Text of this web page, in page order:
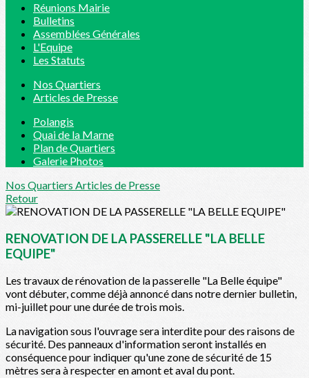
Réunions Mairie
Bulletins
Assemblées Générales
L'Equipe
Les Statuts
Nos Quartiers
Articles de Presse
Polangis
Quai de la Marne
Plan de Quartiers
Galerie Photos
Nos Quartiers Articles de Presse
Retour
RENOVATION DE LA PASSERELLE "LA BELLE
EQUIPE"
Les travaux de rénovation de la passerelle "La Belle équipe"
vont débuter, comme déjà annoncé dans notre dernier bulletin,
mi-juillet pour une durée de trois mois.
La navigation sous l'ouvrage sera interdite pour des raisons de
sécurité. Des panneaux d'information seront installés en
conséquence pour indiquer qu'une zone de sécurité de 15
mètres sera à respecter en amont et aval du pont.